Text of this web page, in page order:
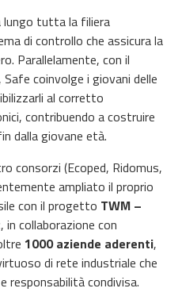
lungo tutta la filiera
di controllo che assicura la
Parallelamente, con il
, Safe coinvolge i giovani delle
al corretto
contribuendo a costruire
dalla giovane età.
consorzi (Ecoped, Ridomus,
ampliato il proprio
con il progetto TWM –
, in collaborazione con
1000 aziende aderenti,
di rete industriale che
responsabilità condivisa.